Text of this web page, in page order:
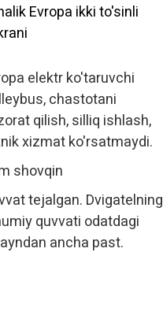
Evropa ikki to'sinli
elektr ko'taruvchi
chastotani
qilish, silliq ishlash,
xizmat ko'rsatmaydi.
shovqin
tejalgan. Dvigatelning
quvvati odatdagi
ancha past.